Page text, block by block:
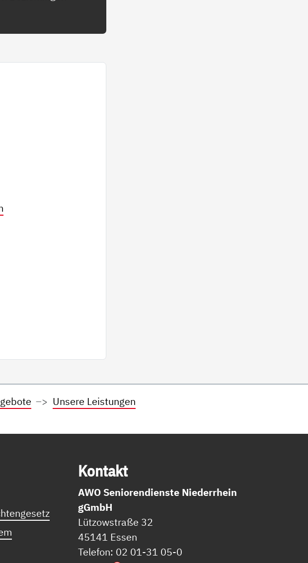
Unsere Leistungen
Kon­takt
AWO Seniorendienste Niederrhein
gGmbH
Lützowstraße 32
45141 Essen
Telefon: 02 01-31 05-0